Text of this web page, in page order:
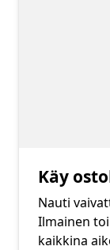
Käy
Nauti
Ilmainen
kaikkina